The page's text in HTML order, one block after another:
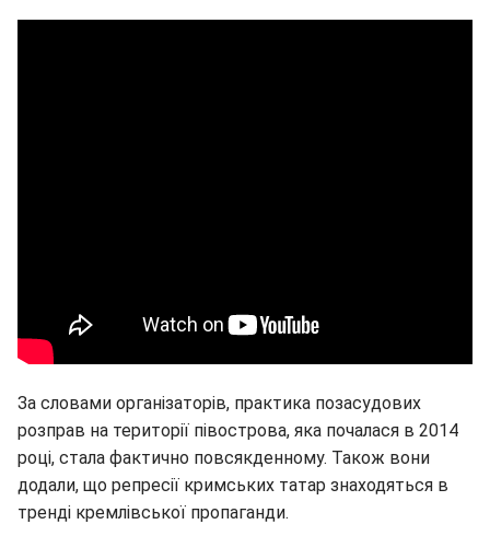
За словами організаторів, практика позасудових
розправ на території півострова, яка почалася в 2014
році, стала фактично повсякденному. Також вони
додали, що репресії кримських татар знаходяться в
тренді кремлівської пропаганди.